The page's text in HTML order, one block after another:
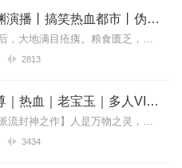
说不错，主角不脑残，那几个脑
！真是大快人心！
第九特区丨头陀渊演播丨搞笑热血都市丨伪戒丨VIP免费多人有声剧
【内容简介】灾变过后，大地满目疮痍。粮食匮乏，资源紧俏，局势混乱……一位从待规划区杀出来的青年，背对着漫天黄沙，孤身来到九区谋生，却不曾想偶然结识三五好友，一念...
2813
蛊真人｜大爱仙尊｜热血｜老宝玉｜多人VIP免费有声剧
内容简介【黑暗文反派流封神之作】人是万物之灵，蛊是天地真精。一个穿越者不断重生的故事。一个养蛊、炼蛊、用蛊的奇特世界。配音组（男角色）老宝玉旁白...
3434